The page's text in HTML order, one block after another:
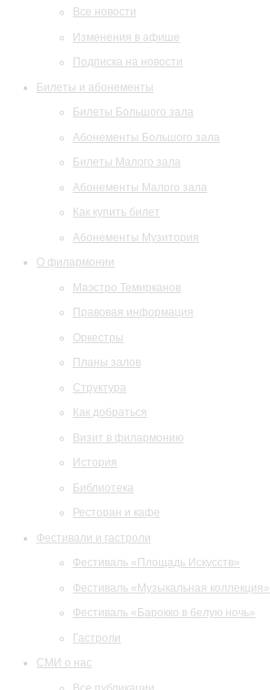
Все новости
Изменения в афише
Подписка на новости
Билеты и абонементы
Билеты Большого зала
Абонементы Большого зала
Билеты Малого зала
Абонементы Малого зала
Как купить билет
Абонементы Музитория
О филармонии
Маэстро Темирканов
Правовая информация
Оркестры
Планы залов
Структура
Как добраться
Визит в филармонию
История
Библиотека
Ресторан и кафе
Фестивали и гастроли
Фестиваль «Площадь Искусств»
Фестиваль «Музыкальная коллекция»
Фестиваль «Барокко в белую ночь»
Гастроли
СМИ о нас